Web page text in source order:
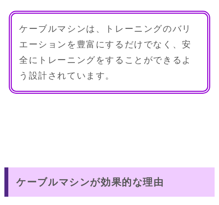
ケーブルマシンは、トレーニングのバリ
エーションを豊富にするだけでなく、安
全にトレーニングをすることができるよ
う設計されています。
ケーブルマシンが効果的な理由